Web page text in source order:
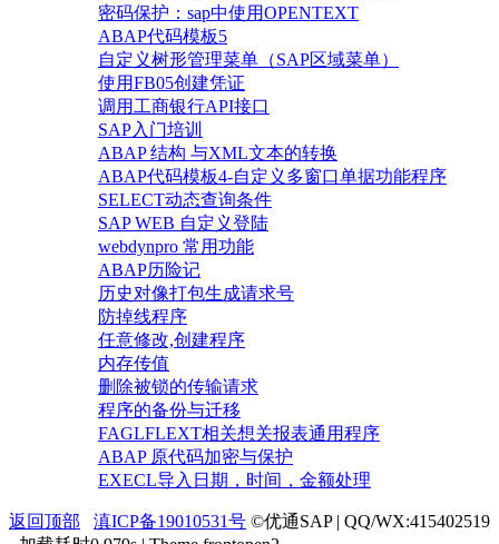
密码保护：sap中使用OPENTEXT
ABAP代码模板5
自定义树形管理菜单（SAP区域菜单）
使用FB05创建凭证
调用工商银行API接口
SAP入门培训
ABAP 结构 与XML文本的转换
ABAP代码模板4-自定义多窗口单据功能程序
SELECT动态查询条件
SAP WEB 自定义登陆
webdynpro 常用功能
ABAP历险记
历史对像打包生成请求号
防掉线程序
任意修改,创建程序
内存传值
删除被锁的传输请求
程序的备份与迁移
FAGLFLEXT相关想关报表通用程序
ABAP 原代码加密与保护
EXECL导入日期，时间，金额处理
返回顶部 滇ICP备19010531号 ©优通SAP | QQ/WX:415402519